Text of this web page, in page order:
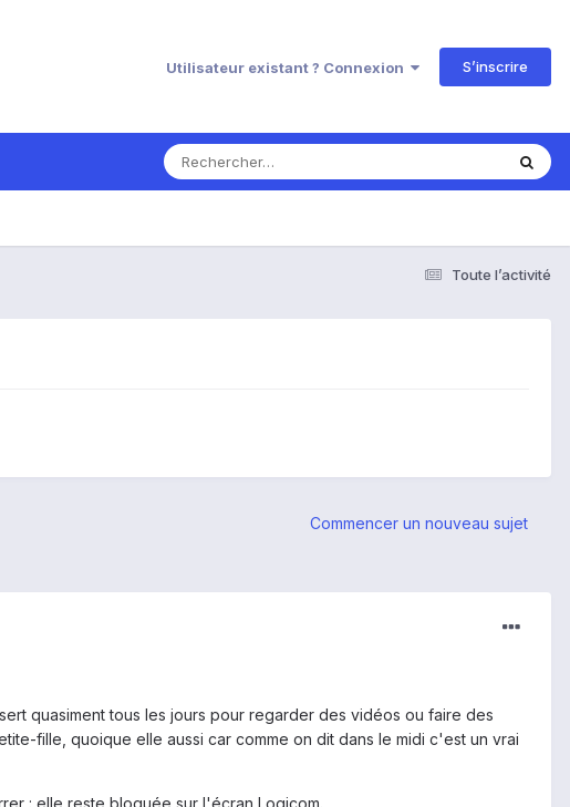
Utilisateur existant ? Connexion S’inscrire
Toute l’activité
Commencer un nouveau sujet
quasiment tous les jours pour regarder des vidéos ou faire des
fille, quoique elle aussi car comme on dit dans le midi c'est un vrai